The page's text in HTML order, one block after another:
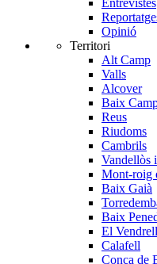
Opinió
Territori
Alt Camp
Valls
Alcover
Baix
Reus
Riudoms
Cambrils
Vandellòs
Mont-roig
Baix Gaià
Baix
El Vendrell
Calafell
Conca de